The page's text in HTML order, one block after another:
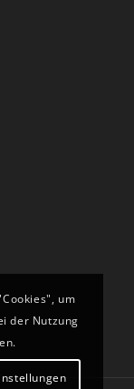
um
der Nutzung